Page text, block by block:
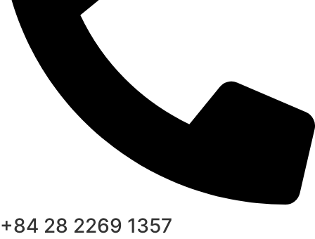
+84 28 2269 1357